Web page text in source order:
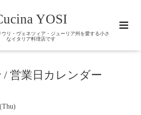
YOSI
リ・ヴェネツィア・ジューリア州を愛する小さ
なイタリア料理店です
/ 営業日カレンダー